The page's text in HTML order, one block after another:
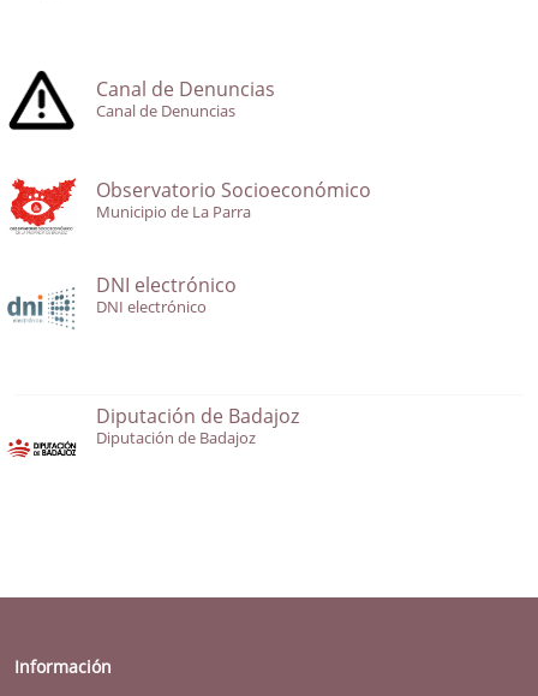
Canal de Denuncias
Canal de Denuncias
Observatorio Socioeconómico
Municipio de La Parra
DNI electrónico
DNI electrónico
Diputación de Badajoz
Diputación de Badajoz
Información